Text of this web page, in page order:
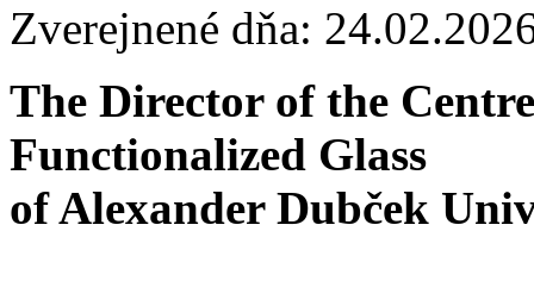
Zverejnené dňa:
The Director of the
Functionalized Glass
of Alexander Dubček